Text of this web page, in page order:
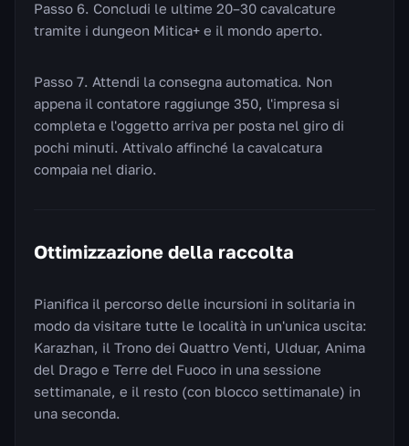
Passo 6. Concludi le ultime 20–30 cavalcature
tramite i dungeon Mitica+ e il mondo aperto.
Passo 7. Attendi la consegna automatica. Non
appena il contatore raggiunge 350, l'impresa si
completa e l'oggetto arriva per posta nel giro di
pochi minuti. Attivalo affinché la cavalcatura
compaia nel diario.
Ottimizzazione della raccolta
Pianifica il percorso delle incursioni in solitaria in
modo da visitare tutte le località in un'unica uscita:
Karazhan, il Trono dei Quattro Venti, Ulduar, Anima
del Drago e Terre del Fuoco in una sessione
settimanale, e il resto (con blocco settimanale) in
una seconda.